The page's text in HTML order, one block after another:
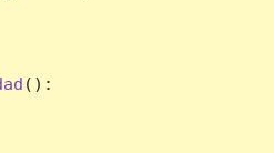
():